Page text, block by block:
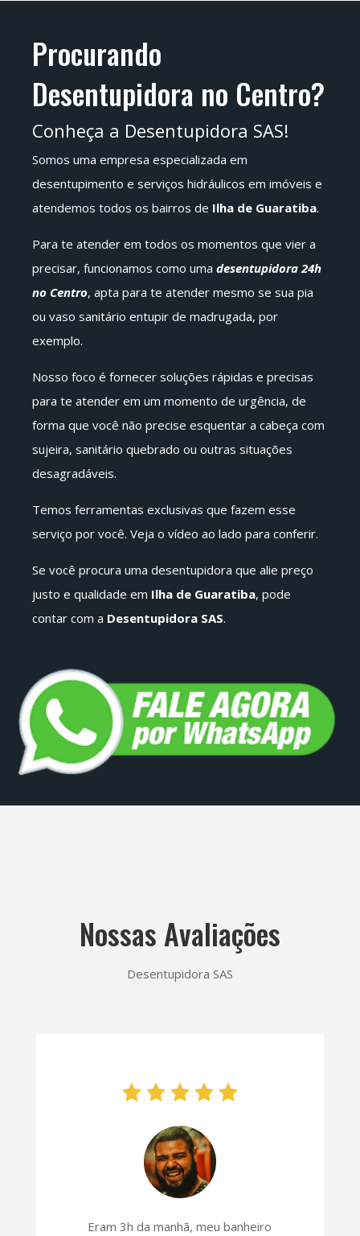
Procurando
Desentupidora no Centro?
Conheça a Desentupidora SAS!
Somos uma empresa especializada em
desentupimento e serviços hidráulicos em imóveis e
atendemos todos os bairros de Ilha de Guaratiba.
Para te atender em todos os momentos que vier a
precisar, funcionamos como uma desentupidora 24h
no Centro, apta para te atender mesmo se sua pia
ou vaso sanitário entupir de madrugada, por
exemplo.
Nosso foco é fornecer soluções rápidas e precisas
para te atender em um momento de urgência, de
forma que você não precise esquentar a cabeça com
sujeira, sanitário quebrado ou outras situações
desagradáveis.
Temos ferramentas exclusivas que fazem esse
serviço por você. Veja o vídeo ao lado para conferir.
Se você procura uma desentupidora que alie preço
justo e qualidade em Ilha de Guaratiba, pode
contar com a Desentupidora SAS.
Nossas Avaliações
Desentupidora SAS
Eram 3h da manhã, meu banheiro